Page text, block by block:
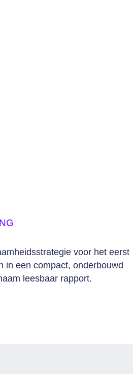
voor het eerst
in een compact, onderbouwd
leesbaar rapport.